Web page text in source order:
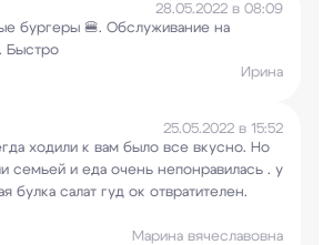
28.05.2022 в 08:09
бургеры 🍔. Обслуживание на
Быстро
Ирина
25.05.2022 в 15:52
ходили к вам было все вкусно. Но
семьей и еда очень непонравилась . у
булка салат гуд ок отвратителен.
Марина вячеславовна